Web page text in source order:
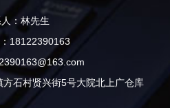
：林先生
18122390163
石村贤兴街5号大院北上广仓库